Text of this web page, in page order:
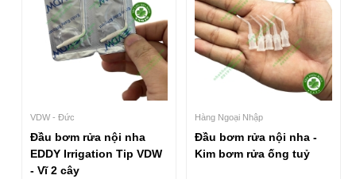
VDW - Đức
Đầu bơm rửa nội nha
EDDY Irrigation Tip VDW
- Vĩ 2 cây
Hàng Ngoại Nhập
Đầu bơm rửa nội nha -
Kim bơm rửa ống tuỷ